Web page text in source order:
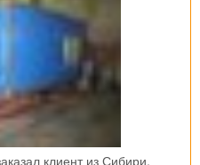
клиент из Сибири.